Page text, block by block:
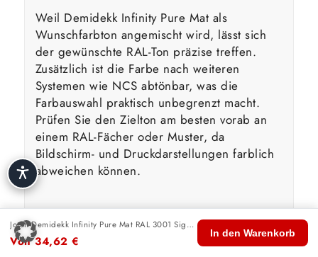
Weil Demidekk Infinity Pure Mat als
Wunschfarbton angemischt wird, lässt sich
der gewünschte RAL-Ton präzise treffen.
Zusätzlich ist die Farbe nach weiteren
Systemen wie NCS abtönbar, was die
Farbauswahl praktisch unbegrenzt macht.
Prüfen Sie den Zielton am besten vorab an
einem RAL-Fächer oder Muster, da
Bildschirm- und Druckdarstellungen farblich
abweichen können.
Wasserbasierte Technologie &
Umwelt
Jotun Demidekk Infinity Pure Mat RAL 3001 Signalrot
Von34,62 €
In den Warenkorb
🏠
Start
🛍️ 🔍 🛒
Warenkorb
👤
Konto